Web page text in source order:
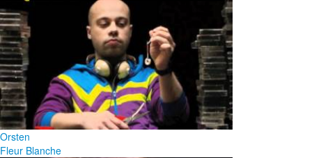
Orsten
Fleur Blanche